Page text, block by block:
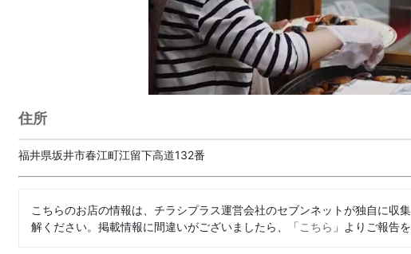
住所
福井県坂井市春江町江留下高道132番
こちらのお店の情報は、チラシプラス運営会社のセブンネットが独自に収
解ください。掲載情報に間違いがございましたら、「こちら 」よりご報告